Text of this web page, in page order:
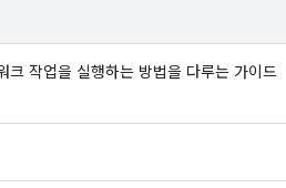
크 작업을 실행하는 방법을 다루는 가이드